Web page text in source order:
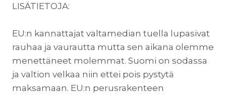
LISÄTIETOJA:
EU:n kannattajat valtamedian tuella lupasivat
rauhaa ja vaurautta mutta sen aikana olemme
menettäneet molemmat. Suomi on sodassa
ja valtion velkaa niin ettei pois pystytä
maksamaan. EU:n perusrakenteen